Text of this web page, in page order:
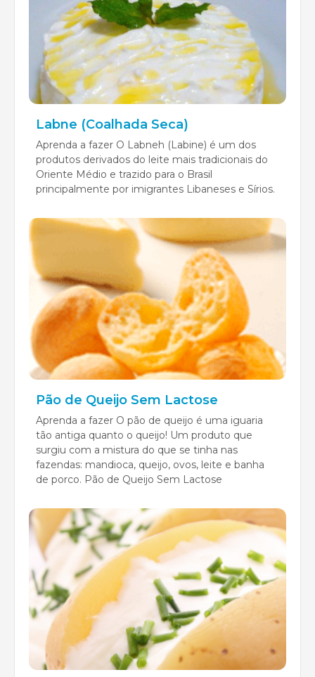
Labne (Coalhada Seca)
Aprenda a fazer O Labneh (Labine) é um dos
produtos derivados do leite mais tradicionais do
Oriente Médio e trazido para o Brasil
principalmente por imigrantes Libaneses e Sírios.
Pão de Queijo Sem Lactose
Aprenda a fazer O pão de queijo é uma iguaria
tão antiga quanto o queijo! Um produto que
surgiu com a mistura do que se tinha nas
fazendas: mandioca, queijo, ovos, leite e banha
de porco. Pão de Queijo Sem Lactose